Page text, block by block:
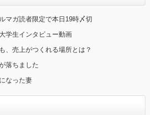
マガ読者限定で本日19時〆切
学生インタビュー動画
、売上がつくれる場所とは？
落ちました
なった妻